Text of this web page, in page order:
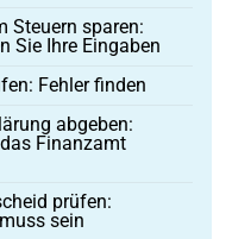
Steuern sparen:
Sie Ihre Eingaben
Fehler finden
abgeben:
Finanzamt
prüfen:
sein